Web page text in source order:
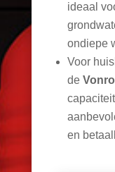
ideaal
ondiepe
Voor
de
en